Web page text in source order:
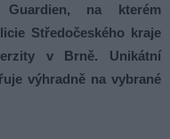
na kterém
Středočeského kraje
v Brně. Unikátní
výhradně na vybrané